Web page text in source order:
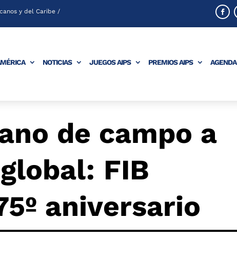
y del Caribe /
NOTICIAS JUEGOS AIPS PREMIOS AIPS AGENDA
de campo a
FIB
aniversario